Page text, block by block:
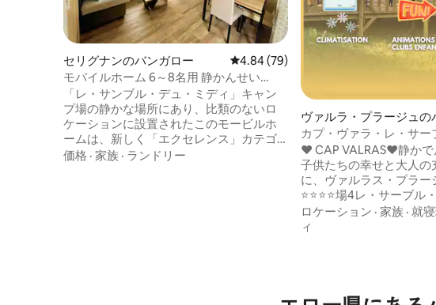
セリグナンのバンガロー レビュー79件、5つ星中4.84つ星の平
4.84 (79)
モバイルホーム 6～8名用 静かんせい
Valras ビーチ セリニャン 4つ星
「レ・サンブル・デュ・ミディ」キャン
プ場の静かな場所にあり、比類のないロ
ケーションに設置されたこのモービルホ
ームは、新しく「エクセレンス」カテゴ
リーに属します。 宿泊施設の前には2台分
価格 · 家族 · ランドリー
ヴァルラ・プラージュの
ロー
カプ・ヴァラ・レ・サー
ディ 〜静かで居心地の
❤️ CAP VALRAS❤️静か
子供たちの幸せと大人の
に、ヴァルラス・プラー
⭐⭐⭐⭐場4レ・サーブル
私のモバイルホームに来
すべてが徒歩圏内にあり
いですか？ 私はあなたを理解していま
ロケーション · 家族 · 就
ィ